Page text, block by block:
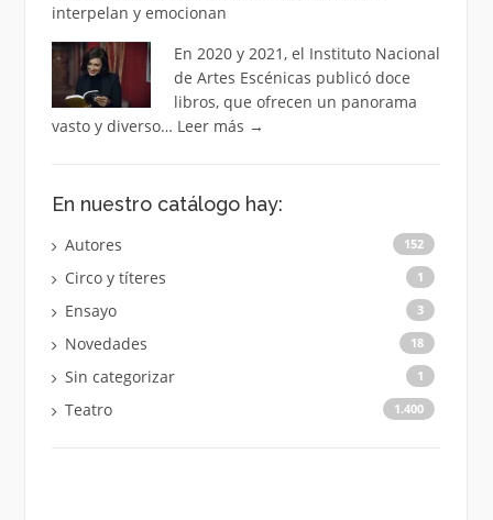
interpelan y emocionan
En 2020 y 2021, el Instituto Nacional
de Artes Escénicas publicó doce
libros, que ofrecen un panorama
vasto y diverso… Leer más →
En nuestro catálogo hay:
Autores 152
Circo y títeres 1
Ensayo 3
Novedades 18
Sin categorizar 1
Teatro 1.400